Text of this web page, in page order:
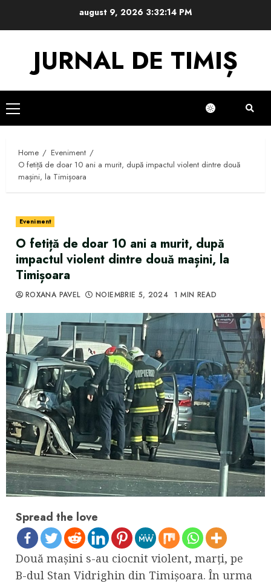
august 9, 2026 3:32:15 PM
JURNAL DE TIMIȘ
Primary
Menu
Home
Eveniment
O fetiță de doar 10 ani a murit, după impactul violent dintre două
mașini, la Timișoara
Eveniment
O fetiță de doar 10 ani a murit, după
impactul violent dintre două mașini, la
Timișoara
ROXANA PAVEL NOIEMBRIE 5, 2024 1 MIN READ
Spread the love
Două mașini s-au ciocnit violent, marți, pe
B-dul Stan Vidrighin din Timișoara. În urma